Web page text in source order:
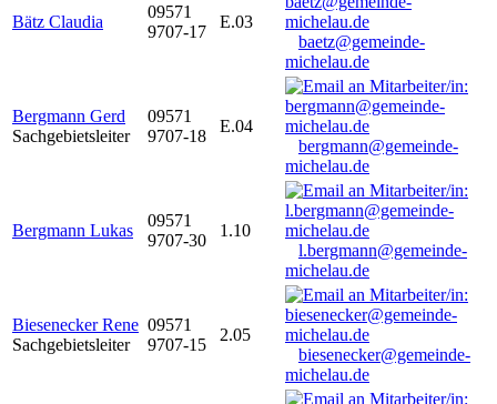
Bätz Claudia
09571
9707-17
E.03
baetz@gemeinde-
michelau.de
Bergmann Gerd
Sachgebietsleiter
09571
9707-18
E.04
bergmann@gemeinde-
michelau.de
Bergmann Lukas
09571
9707-30
1.10
l.bergmann@gemeinde-
michelau.de
Biesenecker Rene
Sachgebietsleiter
09571
9707-15
2.05
biesenecker@gemeinde-
michelau.de